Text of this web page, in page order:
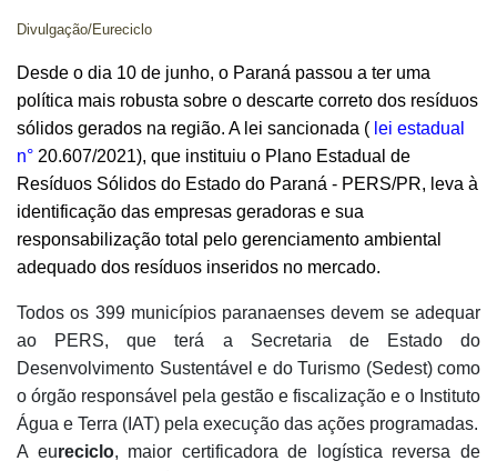
Divulgação/Eureciclo
Desde o dia 10 de junho, o Paraná passou a ter uma
política mais robusta sobre o descarte correto dos resíduos
sólidos gerados na região. A lei sancionada ( lei estadual
n° 20.607/2021), que instituiu o Plano Estadual de
Resíduos Sólidos do Estado do Paraná - PERS/PR, leva à
identificação das empresas geradoras e sua
responsabilização total pelo gerenciamento ambiental
adequado dos resíduos inseridos no mercado.
Todos os 399 municípios paranaenses devem se adequar
ao PERS, que terá a Secretaria de Estado do
Desenvolvimento Sustentável e do Turismo (Sedest) como
o órgão responsável pela gestão e fiscalização e o Instituto
Água e Terra (IAT) pela execução das ações programadas.
A eureciclo, maior certificadora de logística reversa de